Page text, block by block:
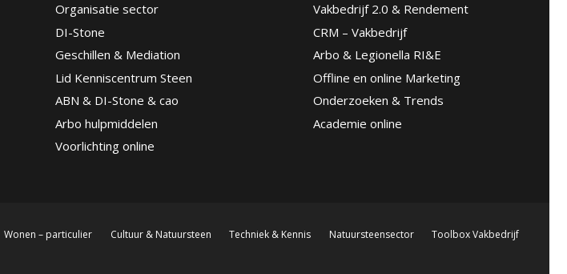
Organisatie sector
DI-Stone
Geschillen & Mediation
Lid Kenniscentrum Steen
ABN & DI-Stone & cao
Arbo hulpmiddelen
Voorlichting online
Vakbedrijf 2.0 & Rendement
CRM – Vakbedrijf
Arbo & Legionella RI&E
Offline en online Marketing
Onderzoeken & Trends
Academie online
Wonen – particulier Cultuur & Natuursteen Techniek & Kennis Natuursteensector Toolbox Vakbedrijf